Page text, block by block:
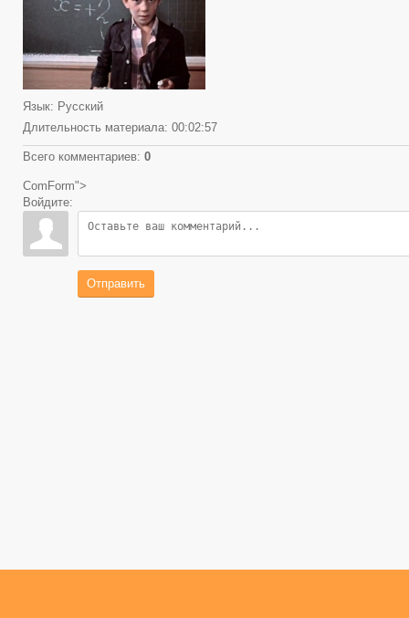
Язык: Русский
Длительность материала: 00:02:57
Всего комментариев: 0
ComForm">
Войдите:
Отправить